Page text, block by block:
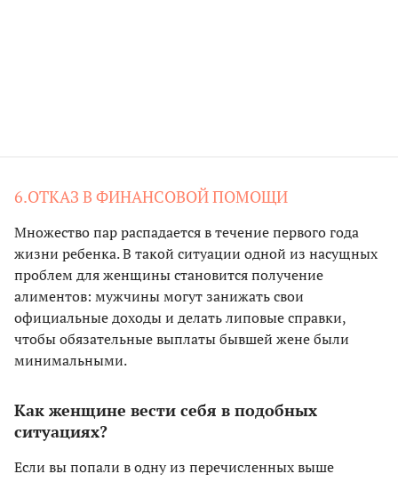
6.ОТКАЗ В ФИНАНСОВОЙ ПОМОЩИ
Множество пар распадается в течение первого года
жизни ребенка. В такой ситуации одной из насущных
проблем для женщины становится получение
алиментов: мужчины могут занижать свои
официальные доходы и делать липовые справки,
чтобы обязательные выплаты бывшей жене были
минимальными.
Как женщине вести себя в подобных
ситуациях?
Если вы попали в одну из перечисленных выше